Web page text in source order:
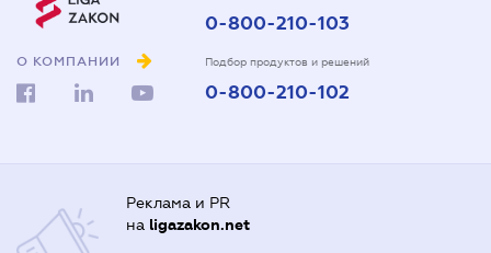
О КОМПАНИИ
0-800-210-103
Подбор продуктов и решений
0-800-210-102
Реклама и PR
на ligazakon.net